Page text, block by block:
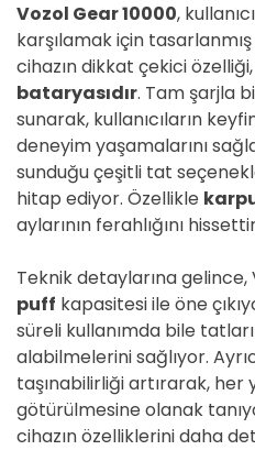
Vozol Gear 10000,
karşılamak için
cihazın dikkat çekici özelliği,
bataryasıdır. Tam şarjla
sunarak, kullanıcıların
deneyim yaşamalarını
sunduğu çeşitli tat
hitap ediyor. Özellikle
aylarının ferahlığını
Teknik detaylarına gelince,
puff kapasitesi ile öne
süreli kullanımda bile
alabilmelerini sağlıyor.
taşınabilirliği artırarak, her
götürülmesine olanak
cihazın özelliklerini daha